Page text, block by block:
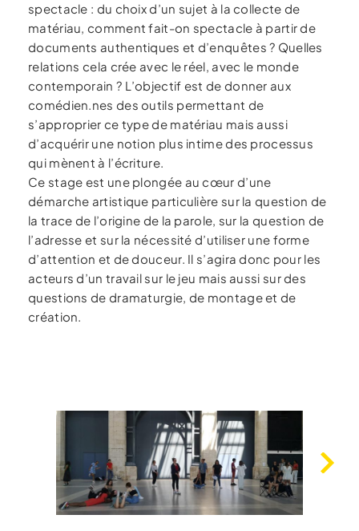
spectacle : du choix d’un sujet à la collecte de
matériau, comment fait-on spectacle à partir de
documents authentiques et d’enquêtes ? Quelles
relations cela crée avec le réel, avec le monde
contemporain ? L’objectif est de donner aux
comédien.nes des outils permettant de
s’approprier ce type de matériau mais aussi
d’acquérir une notion plus intime des processus
qui mènent à l’écriture.
Ce stage est une plongée au cœur d’une
démarche artistique particulière sur la question de
la trace de l’origine de la parole, sur la question de
l’adresse et sur la nécessité d’utiliser une forme
d’attention et de douceur. Il s’agira donc pour les
acteurs d’un travail sur le jeu mais aussi sur des
questions de dramaturgie, de montage et de
création.